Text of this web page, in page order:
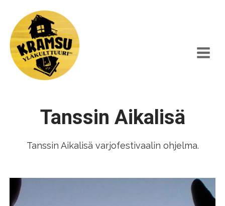
sisältöön
Tanssin Aikalisä
Tanssin Aikalisä varjofestivaalin ohjelma.